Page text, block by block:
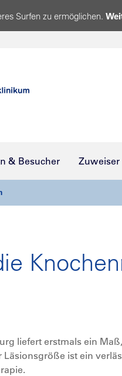
Surfen zu ermöglichen.
& Besucher Zuweiser
liefert erstmals ein
Läsionsgröße ist ein